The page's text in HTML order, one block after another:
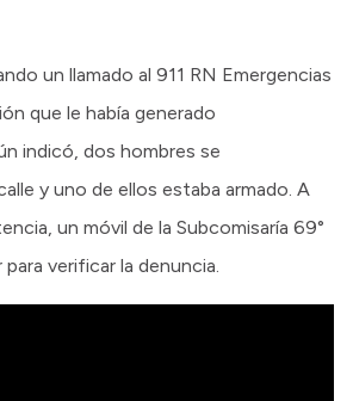
un llamado al 911 RN Emergencias
que le había generado
indicó, dos hombres se
y uno de ellos estaba armado. A
un móvil de la Subcomisaría 69°
verificar la denuncia.